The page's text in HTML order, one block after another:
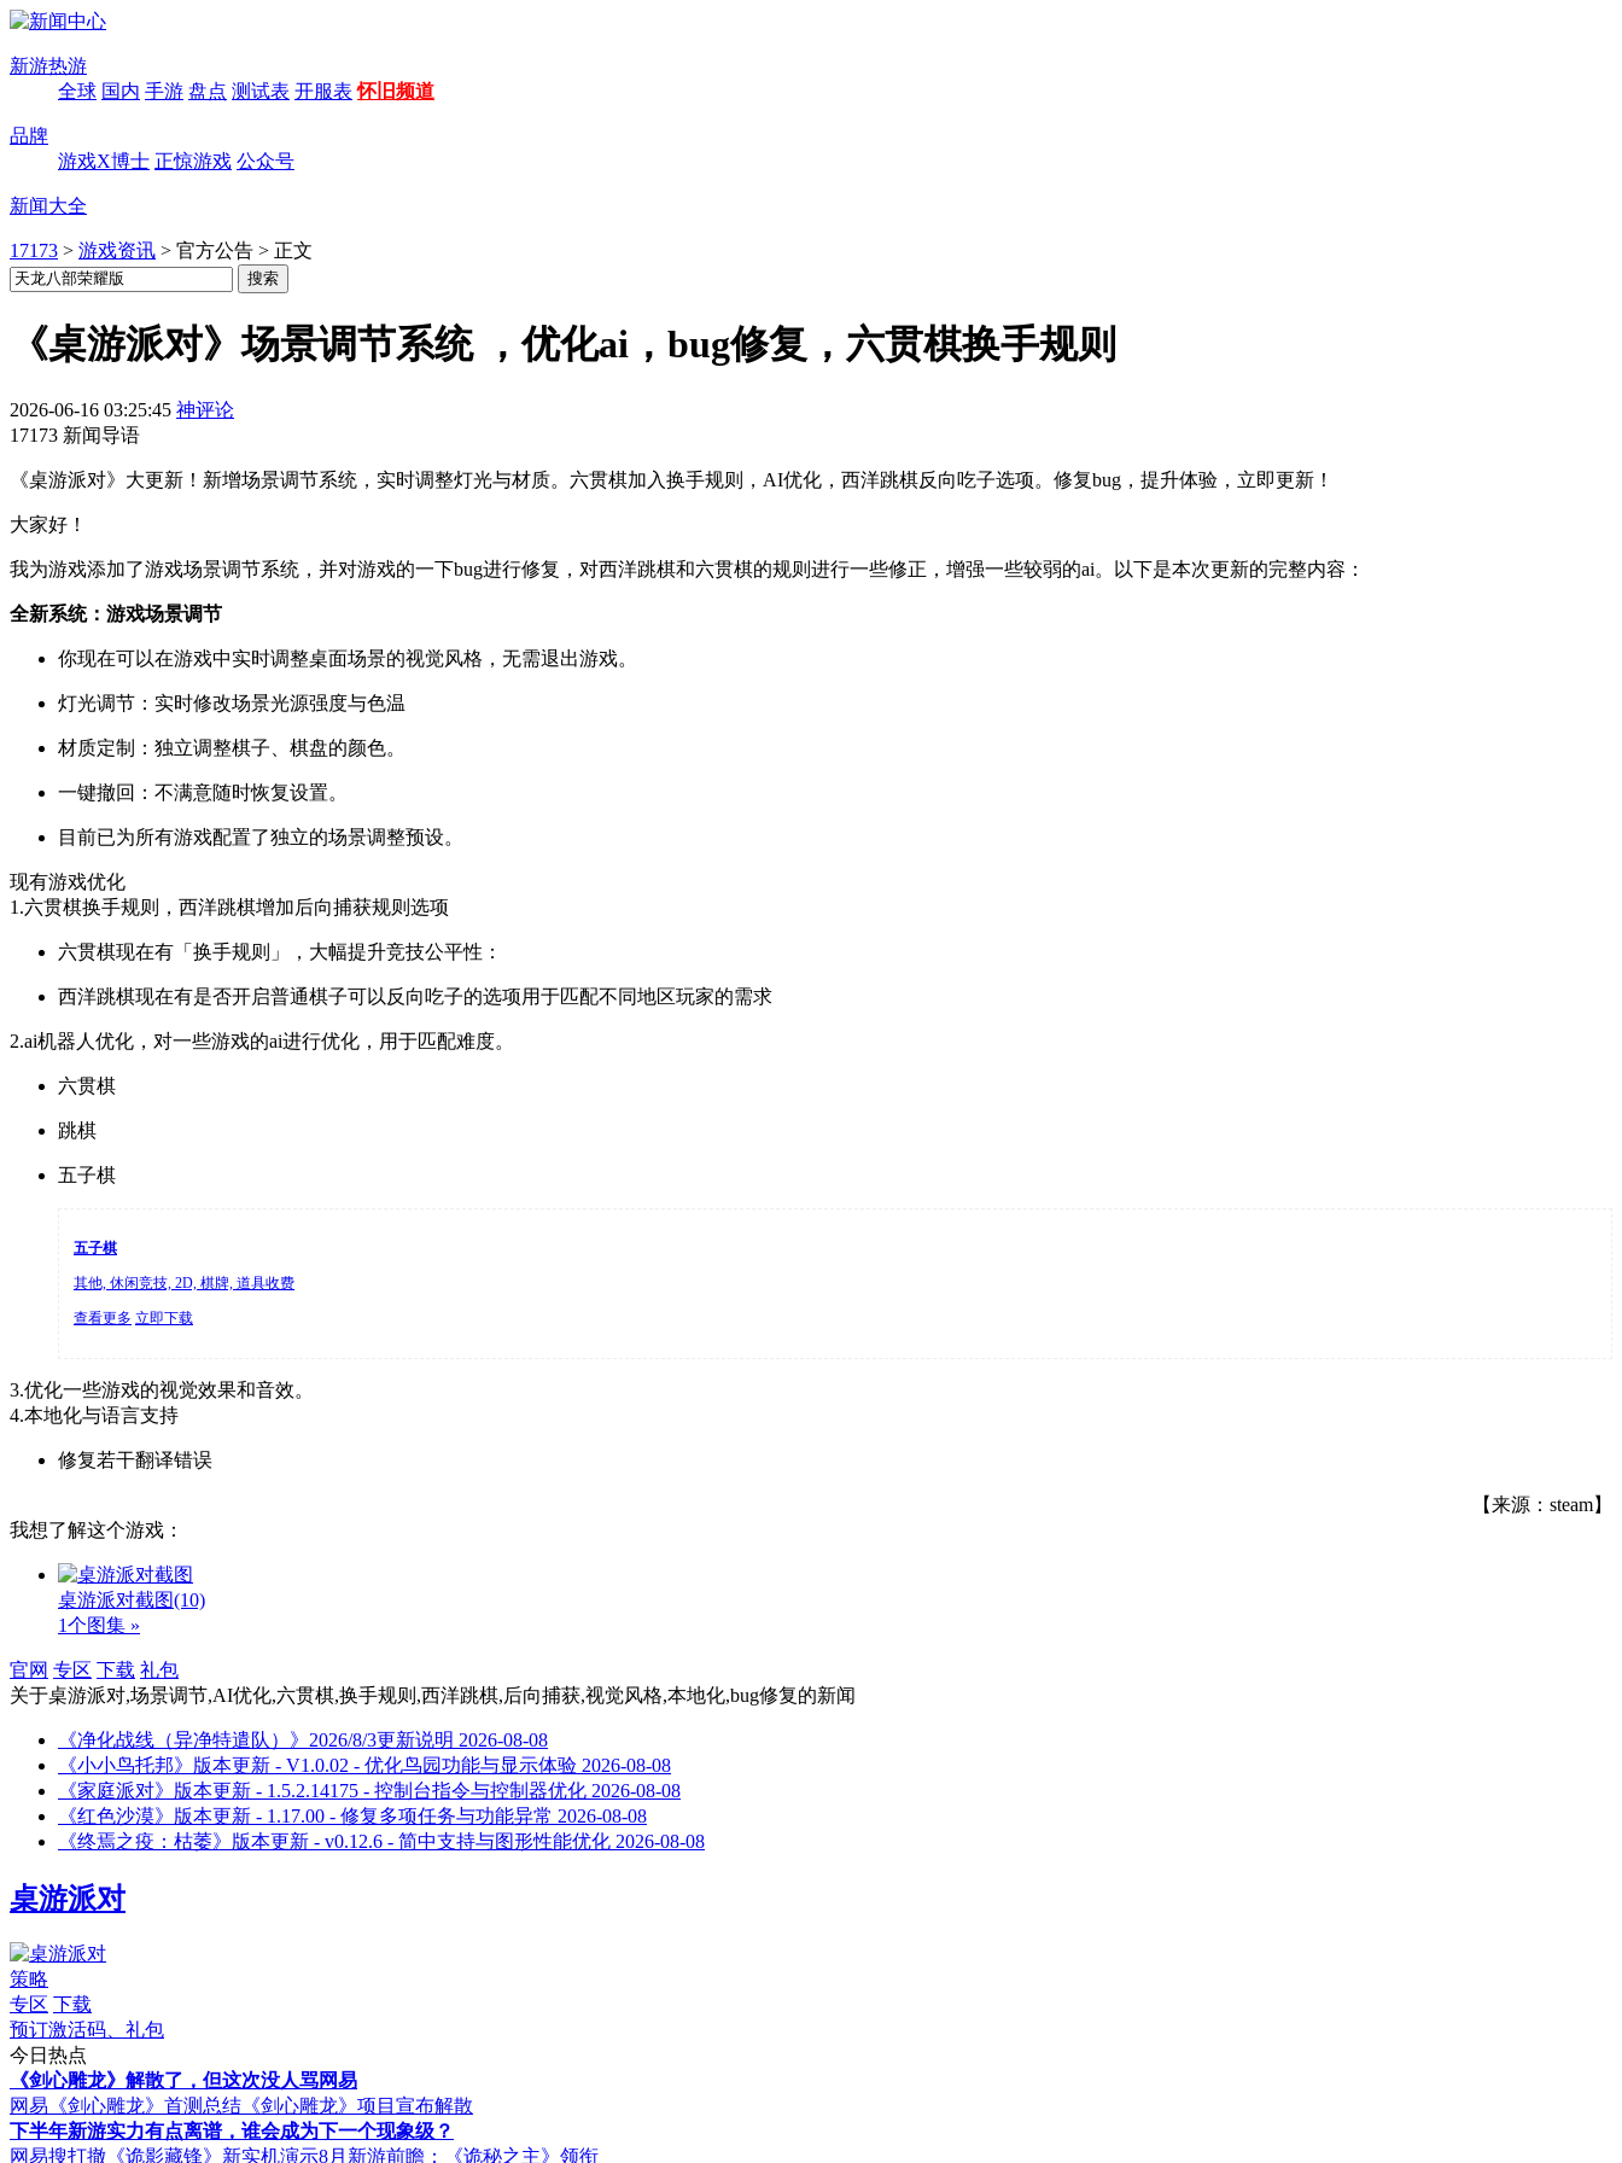
新游热游
全球 国内 手游 盘点 测试表 开服表 怀旧频道
品牌
游戏X博士 正惊游戏 公众号
新闻大全
17173 > 游戏资讯 > 官方公告 > 正文
《桌游派对》场景调节系统 ，优化ai，bug修复，六贯棋换手规则
2026-06-16 03:25:45 神评论
17173 新闻导语
《桌游派对》大更新！新增场景调节系统，实时调整灯光与材质。六贯棋加入换手规则，AI优化，西洋跳棋反向吃子选项。修复bug，提升体验，立即更新！
大家好！
我为游戏添加了游戏场景调节系统，并对游戏的一下bug进行修复，对西洋跳棋和六贯棋的规则进行一些修正，增强一些较弱的ai。以下是本次更新的完整内容：
全新系统：游戏场景调节
你现在可以在游戏中实时调整桌面场景的视觉风格，无需退出游戏。
灯光调节：实时修改场景光源强度与色温
材质定制：独立调整棋子、棋盘的颜色。
一键撤回：不满意随时恢复设置。
目前已为所有游戏配置了独立的场景调整预设。
现有游戏优化
1.六贯棋换手规则，西洋跳棋增加后向捕获规则选项
六贯棋现在有「换手规则」，大幅提升竞技公平性：
西洋跳棋现在有是否开启普通棋子可以反向吃子的选项用于匹配不同地区玩家的需求
2.ai机器人优化，对一些游戏的ai进行优化，用于匹配难度。
六贯棋
跳棋
五子棋
五子棋
其他, 休闲竞技, 2D, 棋牌, 道具收费
查看更多 立即下载
3.优化一些游戏的视觉效果和音效。
4.本地化与语言支持
修复若干翻译错误
【来源：steam】
我想了解这个游戏：
桌游派对截图(10)
1个图集 »
官网 专区 下载 礼包
关于桌游派对,场景调节,AI优化,六贯棋,换手规则,西洋跳棋,后向捕获,视觉风格,本地化,bug修复的新闻
《净化战线（异净特遣队）》2026/8/3更新说明 2026-08-08
《小小鸟托邦》版本更新 - V1.0.02 - 优化鸟园功能与显示体验 2026-08-08
《家庭派对》版本更新 - 1.5.2.14175 - 控制台指令与控制器优化 2026-08-08
《红色沙漠》版本更新 - 1.17.00 - 修复多项任务与功能异常 2026-08-08
《终焉之疫：枯萎》版本更新 - v0.12.6 - 简中支持与图形性能优化 2026-08-08
桌游派对
策略
专区 下载
预订激活码、礼包
今日热点
《剑心雕龙》解散了，但这次没人骂网易
网易《剑心雕龙》首测总结 《剑心雕龙》项目宣布解散
下半年新游实力有点离谱，谁会成为下一个现象级？
网易搜打撤《诡影藏锋》新实机演示8月新游前瞻：《诡秘之主》领衔